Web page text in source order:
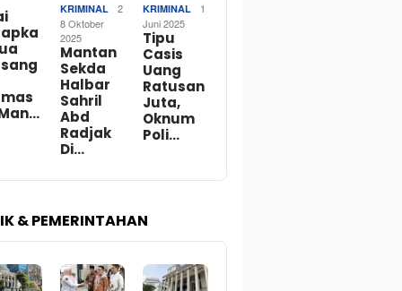
KRIMINAL
2
8 Oktober
2025
Mantan
Sekda
Halbar
Sahril
Abd
Radjak
Di…
KRIMINAL
1
Juni 2025
Tipu
Casis
Uang
Ratusan
Juta,
Oknum
Poli…
& PEMERINTAHAN